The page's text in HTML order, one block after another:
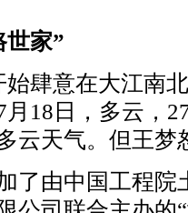
世家”
意在大江南北
18日，多云，
云天气。但王梦
由中国工程院